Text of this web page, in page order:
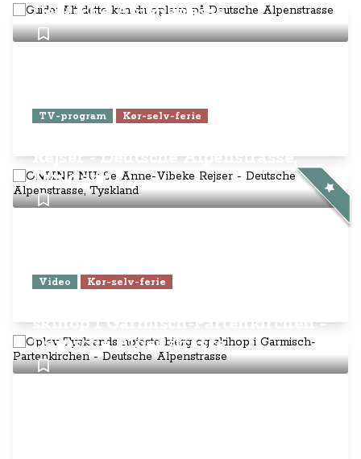
Deutsche Alpenstrasse
TV-program Kør-selv-ferie
Rejser - Deutsche Alpenstrasse,
Tyskland
Video Kør-selv-ferie
skihop i Garmisch-Partenkirchen -
Deutsche Alpenstrasse